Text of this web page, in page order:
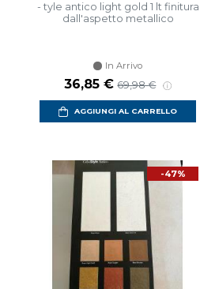
- tyle antico light gold 1 lt finitura
dall'aspetto metallico
In Arrivo
Prezzo scontato
36,85 € Prezzo di listino
69,98 €
AGGIUNGI AL CARRELLO
-47%